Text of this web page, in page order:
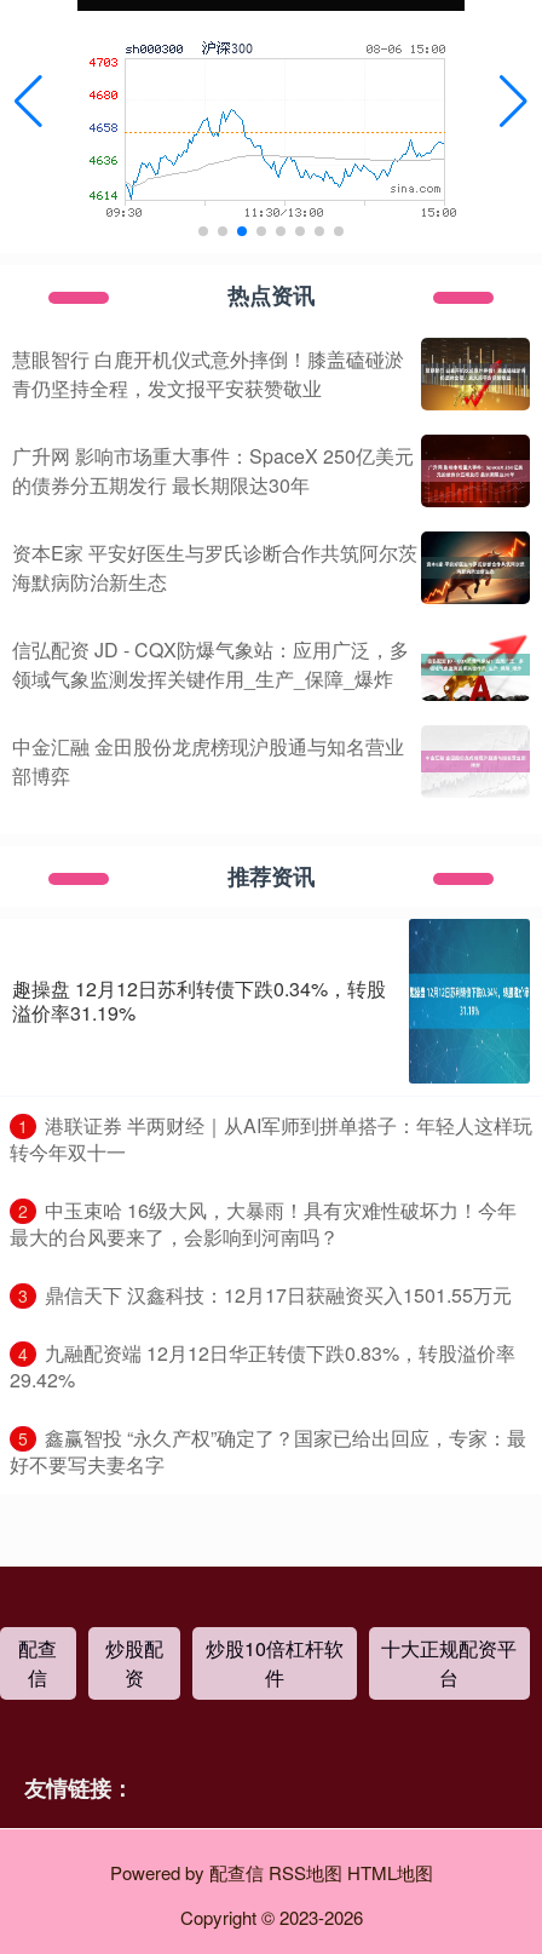
热点资讯
慧眼智行 白鹿开机仪式意外摔倒！膝盖磕碰淤
青仍坚持全程，发文报平安获赞敬业
广升网 影响市场重大事件：SpaceX 250亿美元
的债券分五期发行 最长期限达30年
资本E家 平安好医生与罗氏诊断合作共筑阿尔茨
海默病防治新生态
信弘配资 JD - CQX防爆气象站：应用广泛，多
领域气象监测发挥关键作用_生产_保障_爆炸
中金汇融 金田股份龙虎榜现沪股通与知名营业
部博弈
推荐资讯
趣操盘 12月12日苏利转债下跌0.34%，转股
溢价率31.19%
1
​港联证券 半两财经｜从AI军师到拼单搭子：年轻人这样玩
转今年双十一
2
​中玉束哈 16级大风，大暴雨！具有灾难性破坏力！今年
最大的台风要来了，会影响到河南吗？
3 ​鼎信天下 汉鑫科技：12月17日获融资买入1501.55万元
4
​九融配资端 12月12日华正转债下跌0.83%，转股溢价率
29.42%
5
​鑫赢智投 “永久产权”确定了？国家已给出回应，专家：最
好不要写夫妻名字
配查
信
炒股配
资
炒股10倍杠杆软
件
十大正规配资平
台
友情链接：
Powered by 配查信 RSS地图 HTML地图
Copyright© 2023-2026